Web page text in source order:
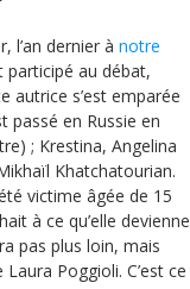
l’an dernier à notre
participé au débat,
autrice s’est emparée
passé en Russie en
; Krestina, Angelina
Khatchatourian.
victime âgée de 15
à ce qu’elle devienne
pas plus loin, mais
Poggioli. C’est ce